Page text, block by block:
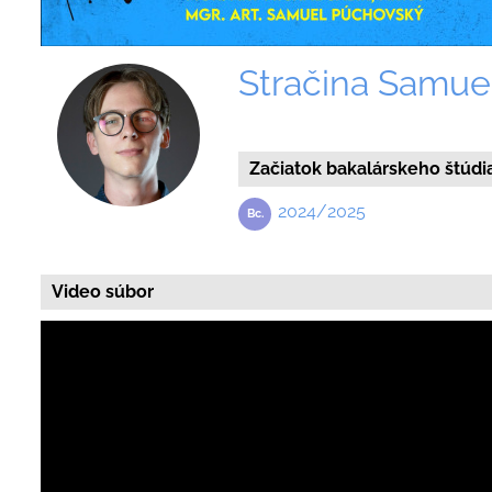
Stračina
Začiatok bakalárskeho
2024/2025
Video súbor